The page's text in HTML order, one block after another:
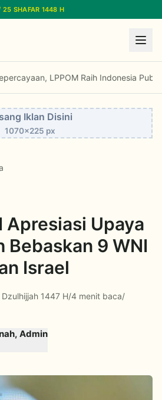
SHAFAR 1448 H
Reputasi Menjadi Kepercayaan, LPPOM
Iklan Disini
1070x225 px
Apresiasi Upaya
Bebaskan 9 WNI
Israel
Dzulhijjah 1447 H/4 menit baca/
Admin